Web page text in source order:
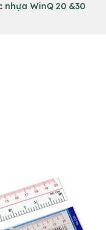
nhựa WinQ 20 &30